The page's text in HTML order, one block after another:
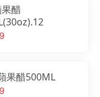
醋
果醋500ML